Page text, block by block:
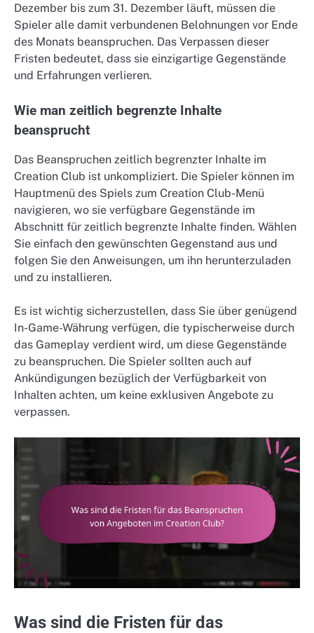
Dezember bis zum 31. Dezember läuft, müssen die
Spieler alle damit verbundenen Belohnungen vor Ende
des Monats beanspruchen. Das Verpassen dieser
Fristen bedeutet, dass sie einzigartige Gegenstände
und Erfahrungen verlieren.
Wie man zeitlich begrenzte Inhalte
beansprucht
Das Beanspruchen zeitlich begrenzter Inhalte im
Creation Club ist unkompliziert. Die Spieler können im
Hauptmenü des Spiels zum Creation Club-Menü
navigieren, wo sie verfügbare Gegenstände im
Abschnitt für zeitlich begrenzte Inhalte finden. Wählen
Sie einfach den gewünschten Gegenstand aus und
folgen Sie den Anweisungen, um ihn herunterzuladen
und zu installieren.
Es ist wichtig sicherzustellen, dass Sie über genügend
In-Game-Währung verfügen, die typischerweise durch
das Gameplay verdient wird, um diese Gegenstände
zu beanspruchen. Die Spieler sollten auch auf
Ankündigungen bezüglich der Verfügbarkeit von
Inhalten achten, um keine exklusiven Angebote zu
verpassen.
Was sind die Fristen für das